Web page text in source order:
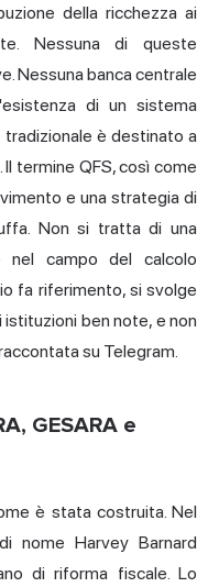
della ricchezza ai
Nessuna di queste
Nessuna banca centrale
di un sistema
è destinato a
termine QFS, così come
e una strategia di
Non si tratta di una
nel campo del calcolo
fa riferimento, si svolge
ben note, e non
su Telegram.
GESARA e
è stata costruita. Nel
nome Harvey Barnard
di riforma fiscale. Lo